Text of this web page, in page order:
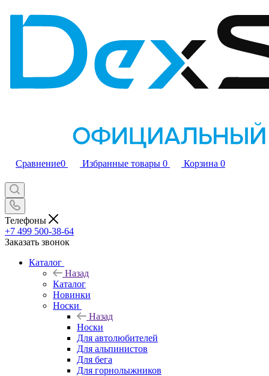
Сравнение0 Избранные товары 0 Корзина 0
Телефоны
+7 499 500-38-64
Заказать звонок
Каталог
Назад
Каталог
Новинки
Носки
Назад
Носки
Для автолюбителей
Для альпинистов
Для бега
Для горнолыжников